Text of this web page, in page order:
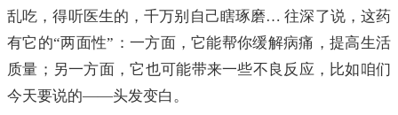
乱吃，得听医生的，千万别自己瞎琢磨… 往深了说，这药
有它的“两面性”：一方面，它能帮你缓解病痛，提高生活
质量；另一方面，它也可能带来一些不良反应，比如咱们
今天要说的——头发变白。